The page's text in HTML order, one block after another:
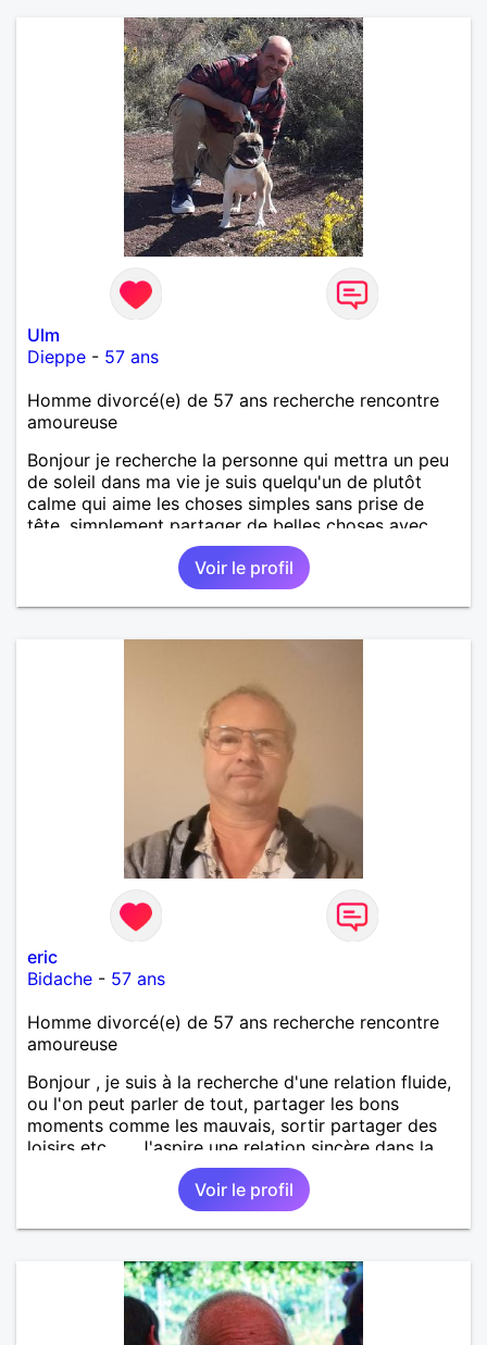
Ulm
Dieppe - 57 ans
Homme divorcé(e) de 57 ans recherche rencontre
amoureuse
Bonjour je recherche la personne qui mettra un peu
de soleil dans ma vie je suis quelqu'un de plutôt
calme qui aime les choses simples sans prise de
tête, simplement partager de belles choses avec
une personne qui me ressemble .
Voir le profil
eric
Bidache - 57 ans
Homme divorcé(e) de 57 ans recherche rencontre
amoureuse
Bonjour , je suis à la recherche d'une relation fluide,
ou l'on peut parler de tout, partager les bons
moments comme les mauvais, sortir partager des
loisirs etc.... . J'aspire une relation sincère dans la
Voir le profil